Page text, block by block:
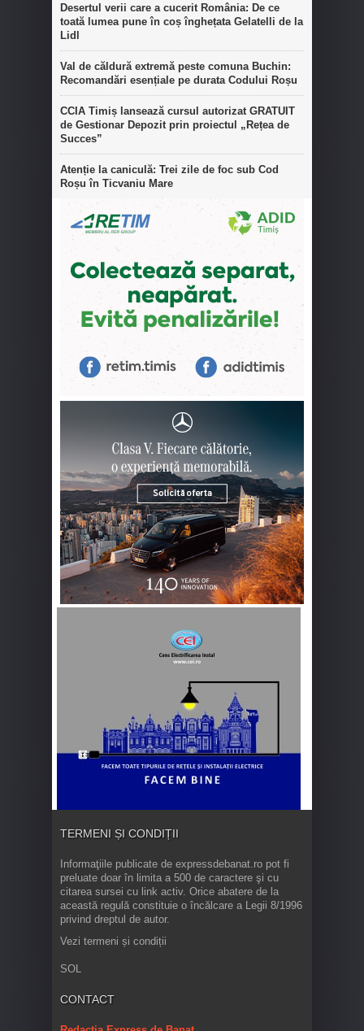
Desertul verii care a cucerit România: De ce
toată lumea pune în coș înghețata Gelatelli de la
Lidl
Val de căldură extremă peste comuna Buchin:
Recomandări esențiale pe durata Codului Roșu
CCIA Timiș lansează cursul autorizat GRATUIT
de Gestionar Depozit prin proiectul „Rețea de
Succes”
Atenție la caniculă: Trei zile de foc sub Cod
Roșu în Ticvaniu Mare
TERMENI ȘI CONDIȚII
Informaţiile publicate de expressdebanat.ro pot fi
preluate doar în limita a 500 de caractere şi cu
citarea sursei cu link activ. Orice abatere de la
această regulă constituie o încălcare a Legii 8/1996
privind dreptul de autor.
Vezi termeni și condiții
SOL
CONTACT